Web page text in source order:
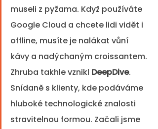
museli z pyžama. Když používáte
Google Cloud a chcete lidi vidět i
offline, musíte je nalákat vůní
kávy a nadýchaným croissantem.
Zhruba takhle vznikl DeepDive.
Snídaně s klienty, kde podáváme
hluboké technologické znalosti
stravitelnou formou. Začali jsme